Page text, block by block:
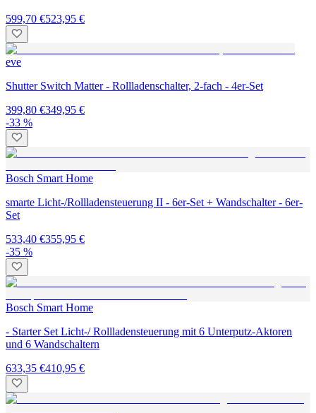
599,70 €523,95 €
eve
Shutter Switch Matter - Rollladenschalter, 2-fach - 4er-Set
399,80 €349,95 €
-33 %
Bosch Smart Home
smarte Licht-/Rollladensteuerung II - 6er-Set + Wandschalter - 6er-
Set
533,40 €355,95 €
-35 %
Bosch Smart Home
- Starter Set Licht-/ Rollladensteuerung mit 6 Unterputz-Aktoren
und 6 Wandschaltern
633,35 €410,95 €